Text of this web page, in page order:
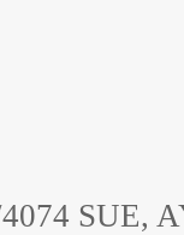
4074 SUE,